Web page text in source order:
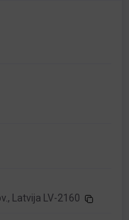
Latvija LV-2160